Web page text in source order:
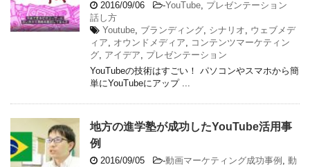
2016/09/06 -YouTube, プレゼンテーション
話し方
Youtube, ブランディング, シナリオ, ウェブメデ
ィア, オウンドメディア, コンテンツマーケティン
グ, アイデア, プレゼンテーション
YouTubeの技術はすごい！ パソコンやスマホから簡
単にYouTubeにアップ ...
地方の進学塾が成功したYouTube活用事
例
2016/09/05 -動画マーケティング成功事例 , 動